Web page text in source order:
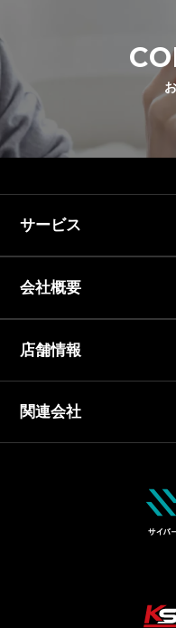
サービス
会社概要
店舗情報
関連会社